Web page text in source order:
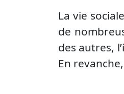
La vie
de
des autres,
En